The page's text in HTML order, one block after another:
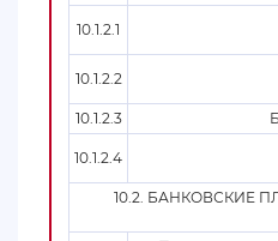
10.1.2.1
10.1.2.2
10.1.2.3
10.1.2.4
10.2. БАНКОВСКИЕ